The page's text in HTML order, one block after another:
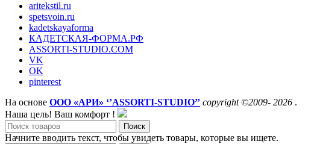
aritekstil.ru
spetsvoin.ru
kadetskayaforma
КАДЕТСКАЯ-ФОРМА.РФ
ASSORTI-STUDIO.COM
VK
OK
pinterest
На основе ООО «АРИ» ‘’ASSORTI-STUDIO’’ copyright ©2009- 2026 .
Наша цель! Ваш комфорт !
Поиск
Начните вводить текст, чтобы увидеть товары, которые вы ищете.